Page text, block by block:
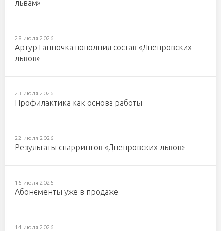
львам»
28 июля 2026
Артур Ганночка пополнил состав «Днепровских
львов»
23 июля 2026
Профилактика как основа работы
22 июля 2026
Результаты спаррингов «Днепровских львов»
16 июля 2026
Абонементы уже в продаже
14 июля 2026